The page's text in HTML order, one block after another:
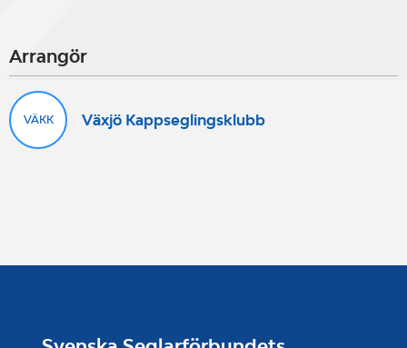
Arrangör
VÄKK Växjö Kappseglingsklubb